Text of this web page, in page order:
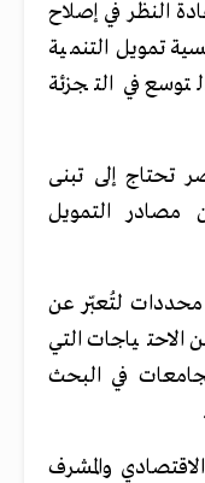
النظر في إصلاح
تمويل التنمية
في التجزئة
تحتاج إلى تبنى
مصادر التمويل
محددات لتُعبّر عن
التي
في البحث
والمشرف